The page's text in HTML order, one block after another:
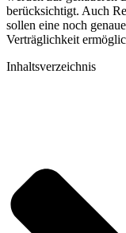
berücksichtigt. Auch
sollen eine noch
Verträglichkeit
Inhaltsverzeichnis​